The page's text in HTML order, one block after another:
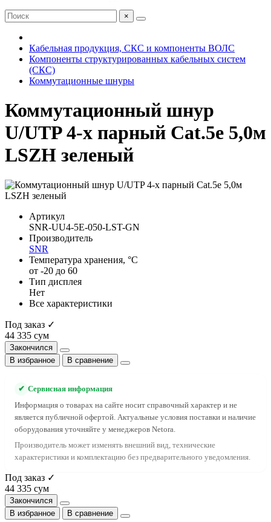
×
Кабельная продукция, СКС и компоненты ВОЛС
Компоненты структурированных кабельных систем
(СКС)
Коммутационные шнуры
Коммутационный шнур
U/UTP 4-х парный Cat.5e 5,0м
LSZH зеленый
Артикул
SNR-UU4-5E-050-LST-GN
Производитель
SNR
Температура хранения, °C
от -20 до 60
Тип дисплея
Нет
Все характеристики
Под заказ ✓
44 335 сум
Закончился
В избранное
В сравнение
✔ Сервисная информация
Информация о товарах на сайте носит справочный характер и не
является публичной офертой. Актуальные условия поставки и наличие
оборудования уточняйте у менеджеров Netora.
Производитель может изменять внешний вид, технические
характеристики и комплектацию без предварительного уведомления.
Под заказ ✓
44 335 сум
Закончился
В избранное
В сравнение